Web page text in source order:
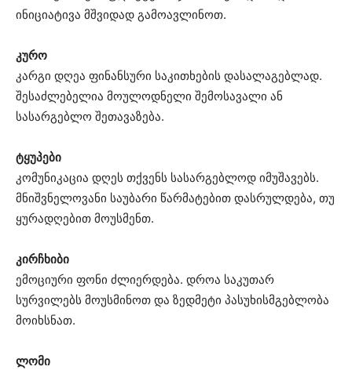
ინიციატივა მშვიდად გამოავლინოთ.
კურო
კარგი დღეა ფინანსური საკითხების დასალაგებლად.
შესაძლებელია მოულოდნელი შემოსავალი ან
სასარგებლო შეთავაზება.
ტყუპები
კომუნიკაცია დღეს თქვენს სასარგებლოდ იმუშავებს.
მნიშვნელოვანი საუბარი წარმატებით დასრულდება, თუ
ყურადღებით მოუსმენთ.
კირჩხიბი
ემოციური ფონი ძლიერდება. დროა საკუთარ
სურვილებს მოუსმინოთ და ზედმეტი პასუხისმგებლობა
მოიხსნათ.
ლომი